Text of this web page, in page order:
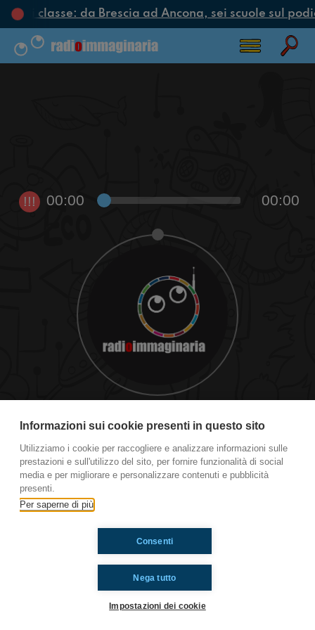
di classe: da Brescia ad Ancona, sei scuole sul
!!! 00:00 00:00
Stranezze e sperimenti
Ti è piaciuto? Condividilo!
Informazioni sui cookie presenti in questo sito
Utilizziamo i cookie per raccogliere e analizzare informazioni sulle
prestazioni e sull'utilizzo del sito, per fornire funzionalità di social
media e per migliorare e personalizzare contenuti e pubblicità
presenti.
Per saperne di più
Nega tutto
Consenti
Impostazioni dei cookie